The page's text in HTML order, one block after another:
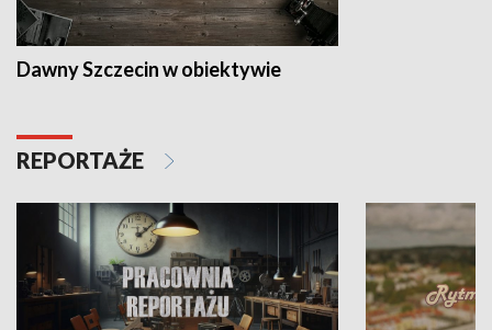
Dawny Szczecin w obiektywie
REPORTAŻE